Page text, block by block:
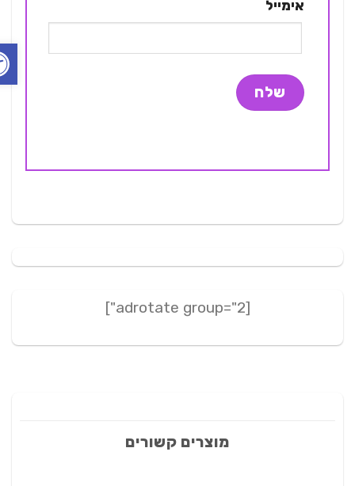
אימייל
מוצרים קשורים